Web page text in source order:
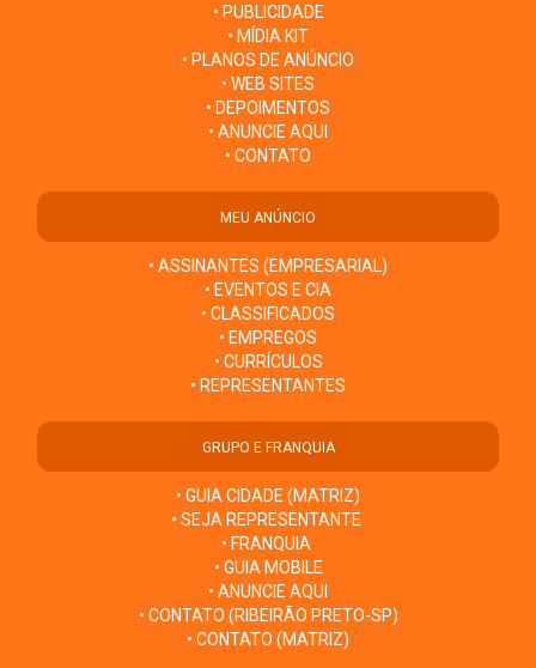
• PUBLICIDADE
• MÍDIA KIT
• PLANOS DE ANÚNCIO
• WEB SITES
• DEPOIMENTOS
• ANUNCIE AQUI
• CONTATO
MEU ANÚNCIO
• ASSINANTES (EMPRESARIAL)
• EVENTOS E CIA
• CLASSIFICADOS
• EMPREGOS
• CURRÍCULOS
• REPRESENTANTES
GRUPO E FRANQUIA
• GUIA CIDADE (MATRIZ)
• SEJA REPRESENTANTE
• FRANQUIA
• GUIA MOBILE
• ANUNCIE AQUI
• CONTATO (RIBEIRÃO PRETO-SP)
• CONTATO (MATRIZ)